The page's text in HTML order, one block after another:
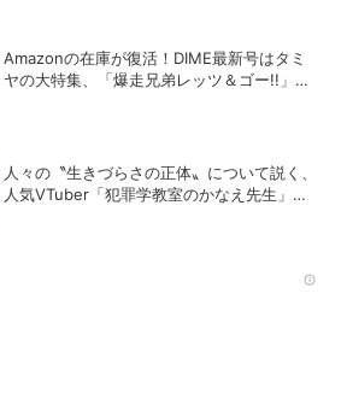
Amazonの在庫が復活！DIME最新号はタミ
ヤの大特集、「爆走兄弟レッツ＆ゴー!!」の
人々の〝生きづらさの正体〟について説く、
人気VTuber「犯罪学教室のかなえ先生」の